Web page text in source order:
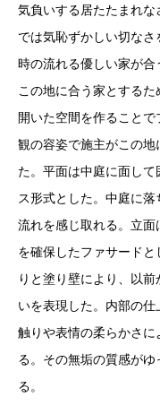
気負いする居たたまれ
では気恥ずかしい切な
時の流れる優しい家が合
この地に合う家とする
開いた空間を作ること
観の容姿で施主がこの
た。平面は中庭に面し
ス形式とした。中庭に
流れを感じ取れる。立
を確保したファサード
りと塗り壁により、以
いを表現した。内部の
触りや表情の柔らかさ
る。その無垢の質感が
る。